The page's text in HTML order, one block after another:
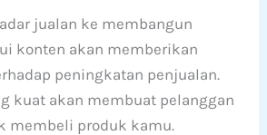
jualan ke membangun
konten akan memberikan
peningkatan penjualan.
kuat akan membuat pelanggan
membeli produk kamu.